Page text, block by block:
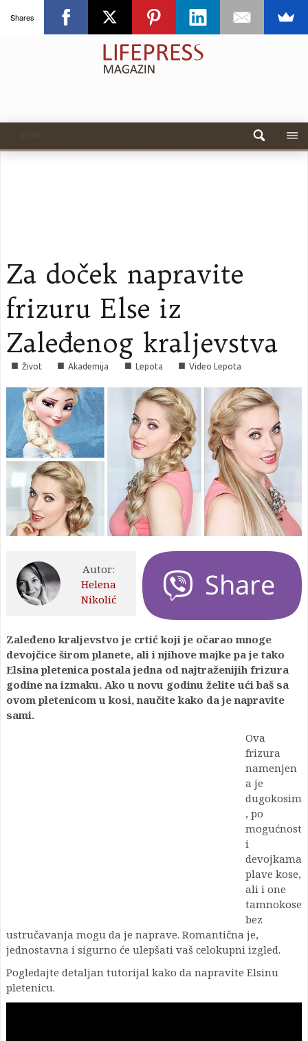
MENU
Za doček napravite
frizuru Else iz
Zaleđenog kraljevstva
■ Život ■ Akademija ■ Lepota ■ Video Lepota
Autor:
Helena
Nikolić
Zaleđeno kraljevstvo je crtić koji je očarao mnoge
devojčice širom planete, ali i njihove majke pa je tako
Elsina pletenica postala jedna od najtraženijih frizura
godine na izmaku. Ako u novu godinu želite ući baš sa
ovom pletenicom u kosi, naučite kako da je napravite
sami.
Ova
frizura
namenjen
a je
dugokosim
, po
mogućnost
i
devojkama
plave kose,
ali i one
tamnokose
bez
ustručavanja mogu da je naprave. Romantična je,
jednostavna i sigurno će ulepšati vaš celokupni izgled.
Pogledajte detaljan tutorijal kako da napravite Elsinu
pletenicu.
Shares